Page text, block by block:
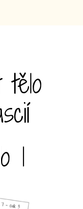
tělo
1